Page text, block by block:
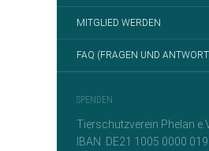
MITGLIED WERDEN
FAQ (FRAGEN UND
SPENDEN
Tierschutzverein Phelan
IBAN DE21 1005 0000